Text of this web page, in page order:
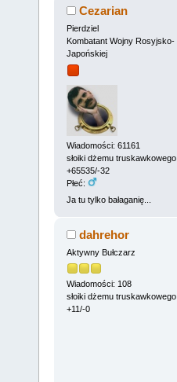
Cezarian
Pierdziel
Kombatant Wojny Rosyjsko-
Japońskiej
Wiadomości: 61161
słoiki dżemu truskawkowego
+65535/-32
Płeć:
Ja tu tylko bałaganię...
dahrehor
Aktywny Bułczarz
Wiadomości: 108
słoiki dżemu truskawkowego
+11/-0